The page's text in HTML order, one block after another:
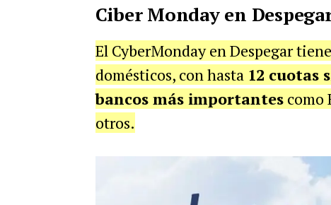
Ciber Monday en
El CyberMonday en Despegar
domésticos, conhasta 12 cuotas
bancos más importantescomo
otros.